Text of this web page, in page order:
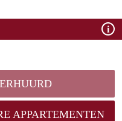
APPARTEMENTEN